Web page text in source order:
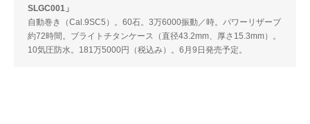
SLGC001」
自動巻き（Cal.9SC5）。60石。3万6000振動／時。パワーリザーブ
約72時間。ブライトチタンケース（直径43.2mm、厚さ15.3mm）。
10気圧防水。181万5000円（税込み）。6月9日発売予定。